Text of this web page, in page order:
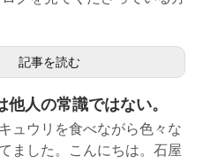
記事を読む
他人の常識ではない。
ュウリを食べながら色々な
ました。こんにちは。石屋